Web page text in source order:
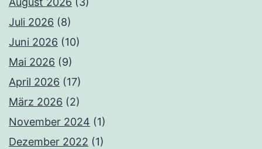
Juli 2026 (8)
Juni 2026 (10)
Mai 2026 (9)
April 2026 (17)
März 2026 (2)
November 2024 (1)
Dezember 2022 (1)